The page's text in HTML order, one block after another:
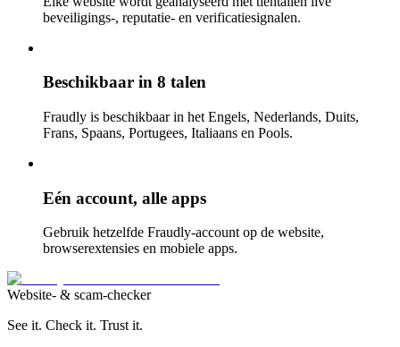
beveiligings-, reputatie- en verificatiesignalen.
Beschikbaar in 8 talen
Fraudly is beschikbaar in het Engels, Nederlands, Duits,
Frans, Spaans, Portugees, Italiaans en Pools.
Eén account, alle apps
Gebruik hetzelfde Fraudly-account op de website,
browserextensies en mobiele apps.
Website- & scam-checker
See it. Check it. Trust it.